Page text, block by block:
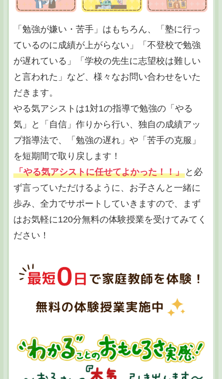
「勉強が嫌い・苦手」はもちろん、「塾に行っ
ているのに成績が上がらない」「不登校で勉強
が遅れている」「学校の先生に志望校は難しい
と言われた」など、様々なお問い合わせをいた
だきます。
やる気アシストは1対1の指導で勉強の「やる
気」と「自信」作りから行い、独自の成績アッ
プ指導法で、「勉強の遅れ」や「苦手の克服」
を短期間で取り戻します！
「やる気アシストに任せてよかった！！」と必
ず言っていただけるように、お子さんと一緒に
歩み、全力でサポートしていきますので、まず
はお気軽に120分無料の体験授業を受けてみてく
ださい！